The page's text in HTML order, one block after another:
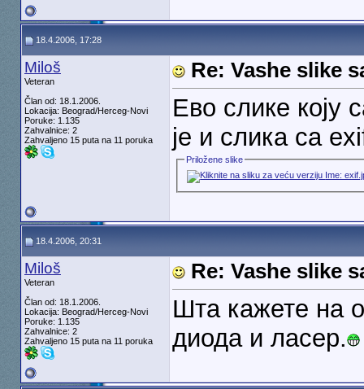
18.4.2006, 17:28
Miloš
Veteran
Član od: 18.1.2006.
Lokacija: Beograd/Herceg-Novi
Poruke: 1.135
Zahvalnice: 2
Zahvaljeno 15 puta na 11 poruka
Re: Vashe slike
Ево слике коју
је и слика са
Priložene slike
18.4.2006, 20:31
Miloš
Veteran
Član od: 18.1.2006.
Lokacija: Beograd/Herceg-Novi
Poruke: 1.135
Zahvalnice: 2
Zahvaljeno 15 puta na 11 poruka
Re: Vashe slike
Шта кажете на
диода и ласер.